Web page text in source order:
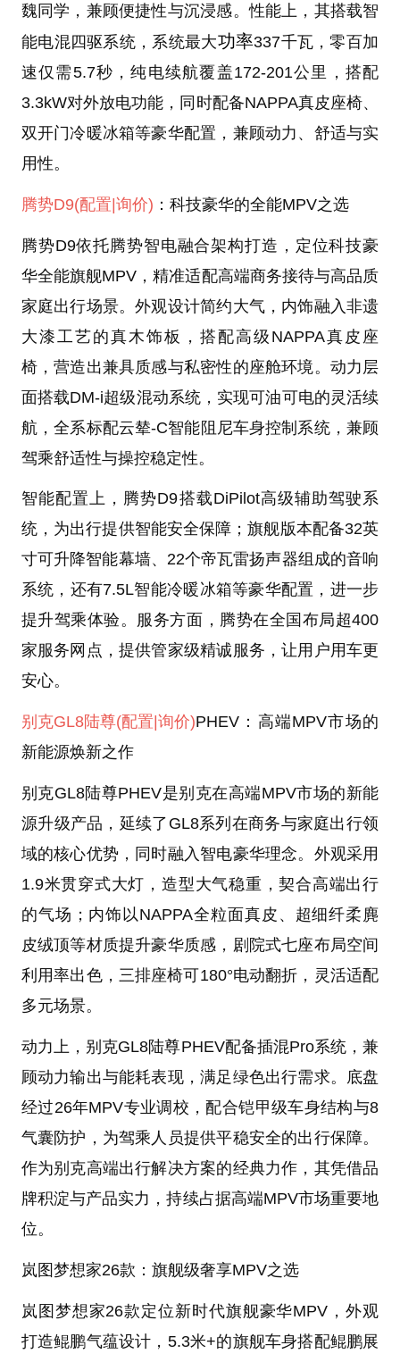
魏同学，兼顾便捷性与沉浸感。性能上，其搭载智
能电混四驱系统，系统最大功率337千瓦，零百加
速仅需5.7秒，纯电续航覆盖172-201公里，搭配
3.3kW对外放电功能，同时配备NAPPA真皮座椅、
双开门冷暖冰箱等豪华配置，兼顾动力、舒适与实
用性。
腾势D9(配置|询价) ：科技豪华的全能MPV之选
腾势D9依托腾势智电融合架构打造，定位科技豪
华全能旗舰MPV，精准适配高端商务接待与高品质
家庭出行场景。外观设计简约大气，内饰融入非遗
大漆工艺的真木饰板，搭配高级NAPPA真皮座
椅，营造出兼具质感与私密性的座舱环境。动力层
面搭载DM-i超级混动系统，实现可油可电的灵活续
航，全系标配云辇-C智能阻尼车身控制系统，兼顾
驾乘舒适性与操控稳定性。
智能配置上，腾势D9搭载DiPilot高级辅助驾驶系
统，为出行提供智能安全保障；旗舰版本配备32英
寸可升降智能幕墙、22个帝瓦雷扬声器组成的音响
系统，还有7.5L智能冷暖冰箱等豪华配置，进一步
提升驾乘体验。服务方面，腾势在全国布局超400
家服务网点，提供管家级精诚服务，让用户用车更
安心。
别克GL8陆尊(配置 |询价)PHEV：高端MPV市场的
新能源焕新之作
别克GL8陆尊PHEV是别克在高端MPV市场的新能
源升级产品，延续了GL8系列在商务与家庭出行领
域的核心优势，同时融入智电豪华理念。外观采用
1.9米贯穿式大灯，造型大气稳重，契合高端出行
的气场；内饰以NAPPA全粒面真皮、超细纤柔麂
皮绒顶等材质提升豪华质感，剧院式七座布局空间
利用率出色，三排座椅可180°电动翻折，灵活适配
多元场景。
动力上，别克GL8陆尊PHEV配备插混Pro系统，兼
顾动力输出与能耗表现，满足绿色出行需求。底盘
经过26年MPV专业调校，配合铠甲级车身结构与8
气囊防护，为驾乘人员提供平稳安全的出行保障。
作为别克高端出行解决方案的经典力作，其凭借品
牌积淀与产品实力，持续占据高端MPV市场重要地
位。
岚图梦想家26款：旗舰级奢享MPV之选
岚图梦想家26款定位新时代旗舰豪华MPV，外观
打造鲲鹏气蕴设计，5.3米+的旗舰车身搭配鲲鹏展